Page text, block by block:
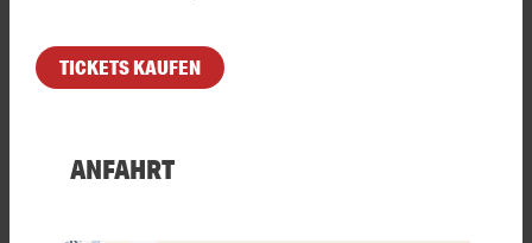
TICKETS KAUFEN
ANFAHRT